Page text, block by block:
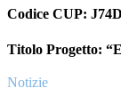
Codice CUP:
Titolo Progetto:
Notizie